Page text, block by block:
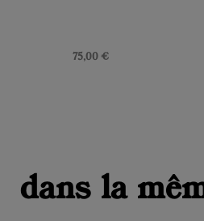
75,00 €
dans la